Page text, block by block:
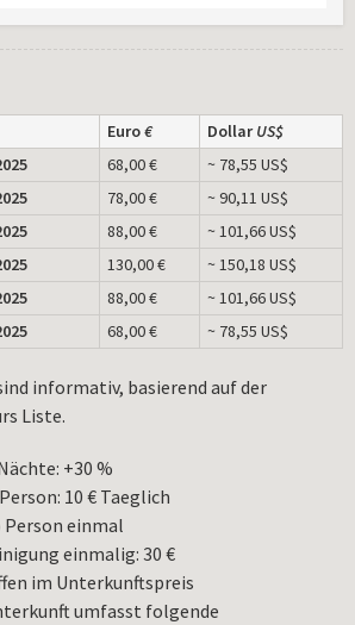
Euro€ DollarUS$
68,00 €
~ 78,55 US$
78,00 €
~ 90,11 US$
88,00 €
~ 101,66 US$
130,00 €
~ 150,18 US$
88,00 €
~ 101,66 US$
68,00 € ~ 78,55 US$
informativ, basierend auf der
Liste.
+30 %
10 € Taeglich
Person einmal
einmalig: 30 €
im Unterkunftspreis
umfasst folgende